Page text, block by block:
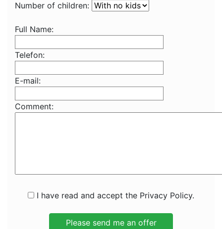
Number of children:
Full Name:
Telefon:
E-mail:
Comment:
I have read and accept the Privacy Policy.